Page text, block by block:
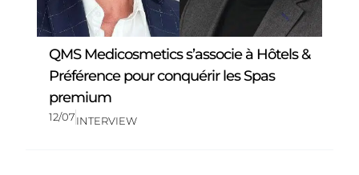
QMS Medicosmetics s’associe à Hôtels &
Préférence pour conquérir les Spas
premium
12/07INTERVIEW